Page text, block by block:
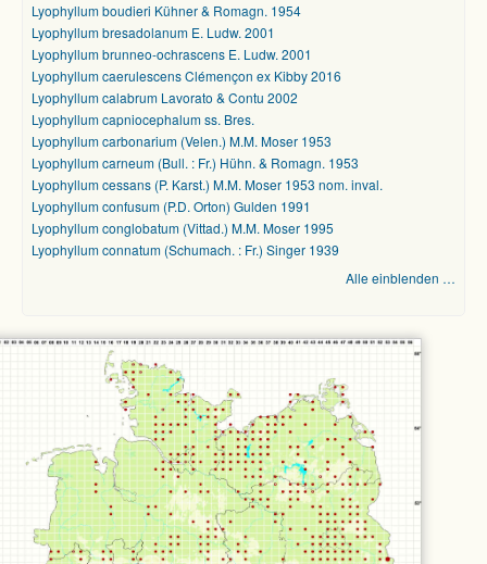
Lyophyllum boudieri Kühner & Romagn. 1954
Lyophyllum bresadolanum E. Ludw. 2001
Lyophyllum brunneo-ochrascens E. Ludw. 2001
Lyophyllum caerulescens Clémençon ex Kibby 2016
Lyophyllum calabrum Lavorato & Contu 2002
Lyophyllum capniocephalum ss. Bres.
Lyophyllum carbonarium (Velen.) M.M. Moser 1953
Lyophyllum carneum (Bull. : Fr.) Hühn. & Romagn. 1953
Lyophyllum cessans (P. Karst.) M.M. Moser 1953 nom. inval.
Lyophyllum confusum (P.D. Orton) Gulden 1991
Lyophyllum conglobatum (Vittad.) M.M. Moser 1995
Lyophyllum connatum (Schumach. : Fr.) Singer 1939
Alle einblenden …